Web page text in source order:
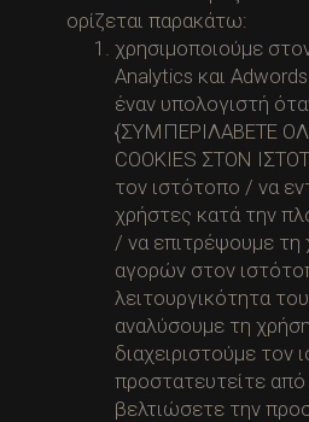
ορίζεται παρακάτω:
χρησιμοποιούμε
Analytics και
έναν υπολογιστή
{ΣΥΜΠΕΡΙΛΑΒΕΤΕ
COOKIES ΣΤΟΝ
τον ιστότοπο / να
χρήστες κατά την
/ να επιτρέψουμε τη
αγορών στον
λειτουργικότητα
αναλύσουμε τη
διαχειριστούμε τον
προστατευτείτε από
βελτιώσετε την